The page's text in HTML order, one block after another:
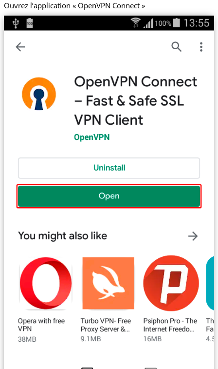
Ouvrez l’application « OpenVPN Connect »